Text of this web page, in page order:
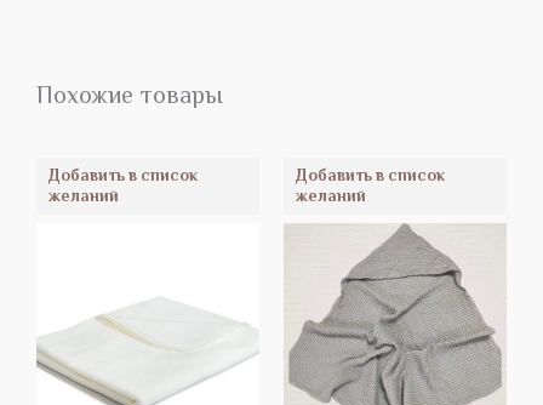
Похожие товары
Добавить в список
желаний
Добавить в список
желаний